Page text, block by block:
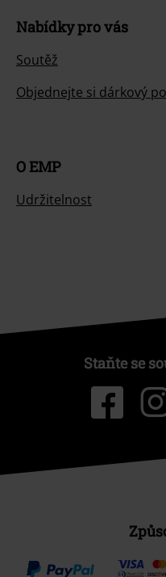
Nabídky pro vás
Soutěž
Objednejte si dárkový
O EMP
Udržitelnost
Staňte se